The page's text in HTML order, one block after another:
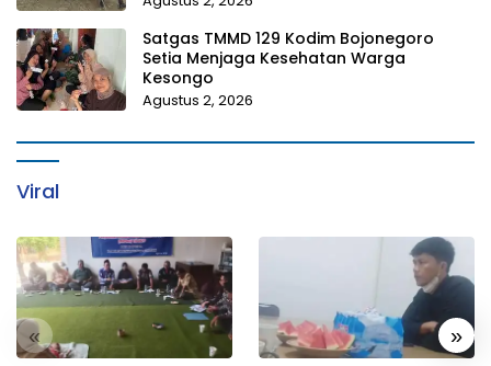
Satgas TMMD 129 Kodim Bojonegoro
Setia Menjaga Kesehatan Warga
Kesongo
Agustus 2, 2026
Viral
« »